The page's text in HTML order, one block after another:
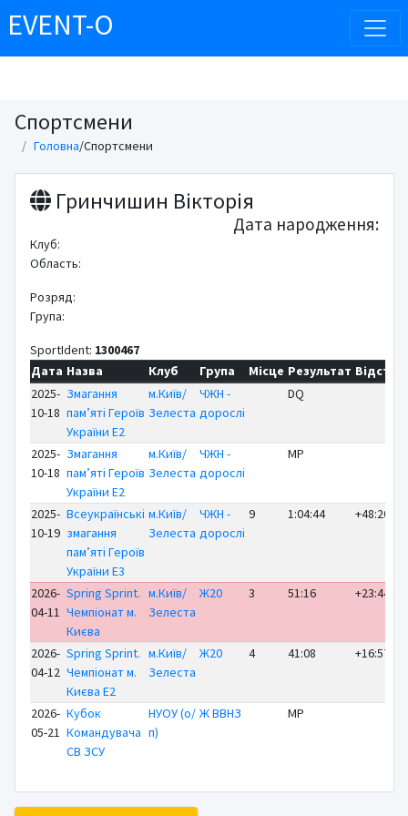
EVENT-O
Спортсмени
Головна/Спортсмени
Гринчишин Вікторія
Дата народження:
Клуб:
Область:
Розряд:
Група:
SportIdent: 1300467
Дата Назва Клуб Група Місце Результат Відст
2025-
10-18
Змагання
пам’яті Героїв
України E2
м.Київ/
Зелеста
ЧЖН -
дорослі
DQ
2025-
10-18
Змагання
пам’яті Героїв
України E2
м.Київ/
Зелеста
ЧЖН -
дорослі
MP
2025-
10-19
Всеукраїнські
змагання
пам’яті Героїв
України E3
м.Київ/
Зелеста
ЧЖН -
дорослі
9 1:04:44 +48:20
2026-
04-11
Spring Sprint.
Чемпіонат м.
Києва
м.Київ/
Зелеста
Ж20 3 51:16 +23:44
2026-
04-12
Spring Sprint.
Чемпіонат м.
Києва E2
м.Київ/
Зелеста
Ж20 4 41:08 +16:57
2026-
05-21
Кубок
Командувача
СВ ЗСУ
НУОУ (о/
п)
Ж ВВНЗ MP